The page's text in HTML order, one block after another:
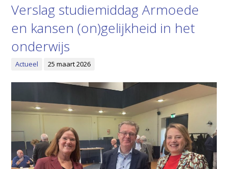
Verslag studiemiddag Armoede
en kansen (on)gelijkheid in het
onderwijs
Actueel 25 maart 2026